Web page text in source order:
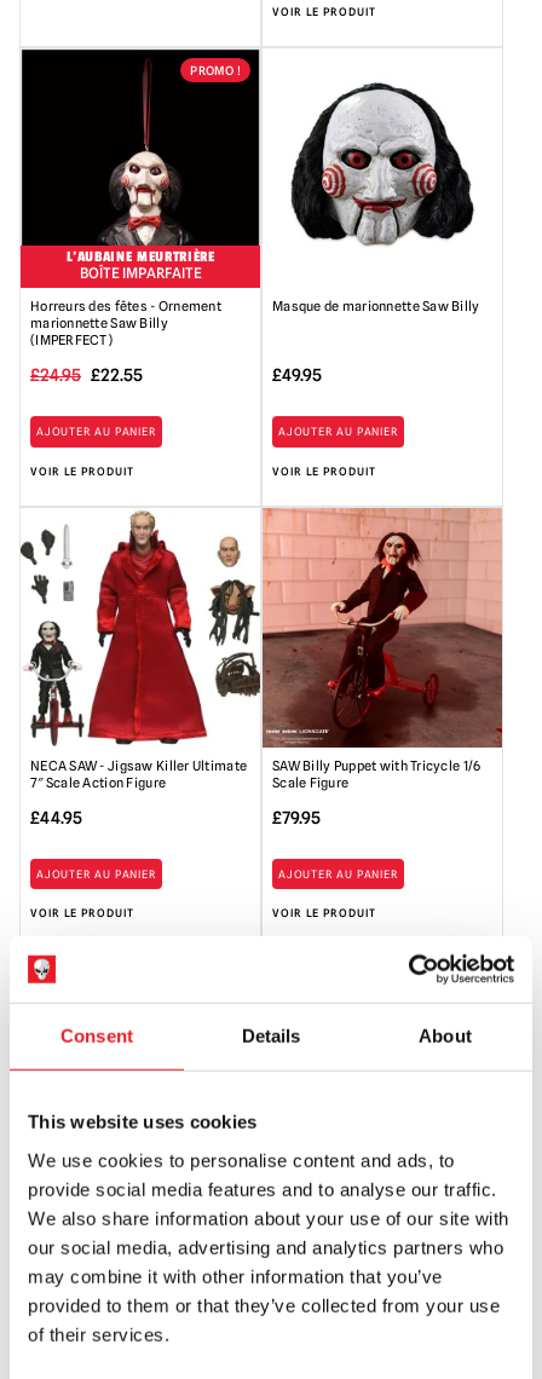
Consent Details About
This website uses cookies
We use cookies to personalise content and ads, to
provide social media features and to analyse our traffic.
We also share information about your use of our site with
our social media, advertising and analytics partners who
may combine it with other information that you’ve
provided to them or that they’ve collected from your use
of their services.
VOIR LE PRODUIT
PROMO !
L'AUBAINE MEURTRIÈRE
BOÎTE IMPARFAITE
Horreurs des fêtes - Ornement
marionnette Saw Billy
(IMPERFECT)
£24.95 Le
initial
était
de
24,95
£.
£22.55Le
actuel
de :
22,55 £.
AJOUTER AU PANIER
VOIR LE PRODUIT
Masque de marionnette Saw Billy
£49.95
AJOUTER AU PANIER
VOIR LE PRODUIT
NECA SAW - Jigsaw Killer Ultimate
7″ Scale Action Figure
£44.95
AJOUTER AU PANIER
VOIR LE PRODUIT
SAW Billy Puppet with Tricycle 1/6
Scale Figure
£79.95
AJOUTER AU PANIER
VOIR LE PRODUIT
Saw Billy The Puppet On Tricycle
With Sound 12 Inch Action Figure
£149.95
AJOUTER AU PANIER
SAW Billy The Puppet Deluxe Prop
(W/ Sound & Motion)
£399.95
AJOUTER AU PANIER